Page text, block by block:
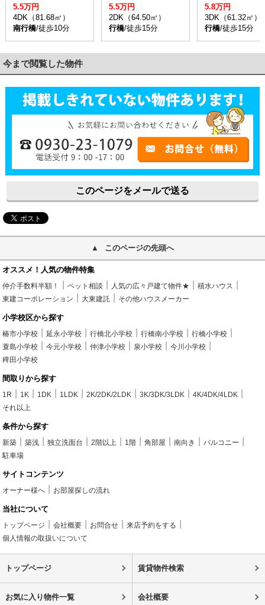
5.5万円
4DK（81.68㎡）
南行橋/徒歩10分
5.5万円
2DK（64.50㎡）
行橋/徒歩15分
5.8万円
3DK（61.32㎡）
行橋/徒歩15分
今まで閲覧した物件
このページをメールで送る
このページの先頭へ
オススメ！人気の物件特集
仲介手数料半額！ ペット相談 人気の広々戸建て物件★
積水ハウス
東建コーポレーション
大東建託 その他ハウスメーカー
小学校区から探す
椿市小学校 延永小学校 行橋北小学校 行橋南小学校
行橋小学校
蓑島小学校
今元小学校 仲津小学校 泉小学校
今川小学校
稗田小学校
間取りから探す
1R 1K 1DK 1LDK 2K/2DK/2LDK 3K/3DK/3LDK
4K/4DK/4LDK
それ以上
条件から探す
新築 築浅 独立洗面台 2階以上 1階 角部屋 南向き
バルコニー
駐車場
サイトコンテンツ
オーナー様へ お部屋探しの流れ
当社について
トップページ 会社概要 お問合せ
来店予約をする
個人情報の取扱いについて
トップページ 賃貸物件検索
お気に入り物件一覧 会社概要